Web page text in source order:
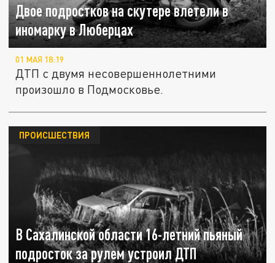
Двое подростков на скутере влетели в
иномарку в Люберцах
01 МАЯ 18:19
ДТП с двумя несовершеннолетними
произошло в Подмосковье.
В Сахалинской области 16-летний пьяный
подросток за рулем устроил ДТП
ПРОИСШЕСТВИЯ